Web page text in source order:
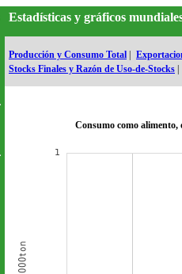
Estadísticas y gráficos
Producción y Consumo Total
Stocks Finales y Razón de Uso-de-Stocks
Consumo como alimento,